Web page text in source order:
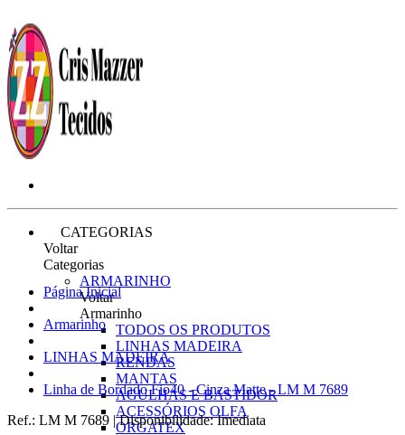
CATEGORIAS
Voltar
Categorias
ARMARINHO
Voltar
Armarinho
TODOS OS PRODUTOS
LINHAS MADEIRA
RENDAS
MANTAS
AGULHAS E BASTIDOR
ACESSÓRIOS OLFA
ORGATEX
Página Inicial
Armarinho
LINHAS MADEIRA
Linha de Bordado Fio40 - Cinza Matte - LM M 7689
Ref.: LM M 7689 |Disponibilidade:Imediata